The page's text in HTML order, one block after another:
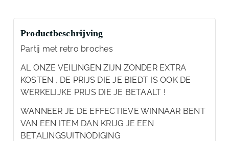
Productbeschrijving
Partij met retro broches
AL ONZE VEILINGEN ZIJN ZONDER EXTRA
KOSTEN , DE PRIJS DIE JE BIEDT IS OOK DE
WERKELIJKE PRIJS DIE JE BETAALT !
WANNEER JE DE EFFECTIEVE WINNAAR BENT
VAN EEN ITEM DAN KRIJG JE EEN
BETALINGSUITNODIGING